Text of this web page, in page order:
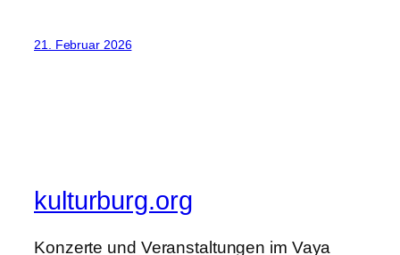
21. Februar 2026
kulturburg.org
Konzerte und Veranstaltungen im Vaya